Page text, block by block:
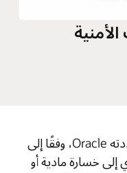
يمثل الحادث الأمني حدث أمني حددته Oracle، وفقًا إلى
إلى خسارة مادية أو